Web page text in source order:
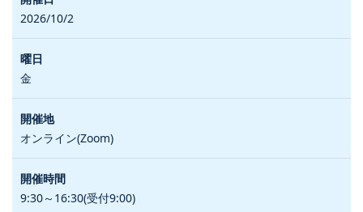
2026/10/2
金
オンライン(Zoom)
9:30～16:30(受付9:00)